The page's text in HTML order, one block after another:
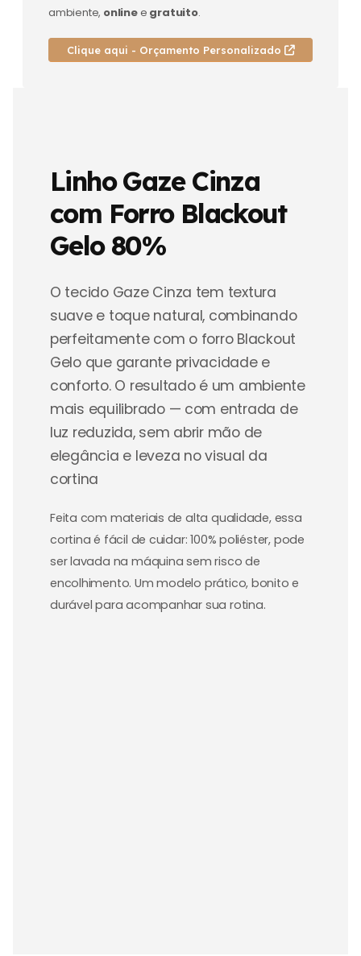
ambiente, onlinee gratuito.
Clique aqui - Orçamento Personalizado
Linho Gaze Cinza
com Forro Blackout
Gelo 80%
O tecido Gaze Cinza tem textura
suave e toque natural, combinando
perfeitamente com o forro Blackout
Gelo que garante privacidade e
conforto. O resultado é um ambiente
mais equilibrado — com entrada de
luz reduzida, sem abrir mão de
elegância e leveza no visual da
cortina
Feita com materiais de alta qualidade, essa
cortina é fácil de cuidar: 100% poliéster, pode
ser lavada na máquina sem risco de
encolhimento. Um modelo prático, bonito e
durável para acompanhar sua rotina.